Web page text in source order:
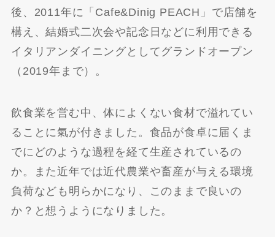
後、2011年に「Cafe&Dinig PEACH」で店舗を
構え、結婚式二次会や記念日などに利用できる
イタリアンダイニングとしてグランドオープン
（2019年まで）。
飲食業を営む中、体によくない食材で溢れてい
ることに氣が付きました。食品が食卓に届くま
でにどのような過程を経て生産されているの
か。また近年では近代農業や畜産が与える環境
負荷なども明らかになり、このままで良いの
か？と想うようになりました。